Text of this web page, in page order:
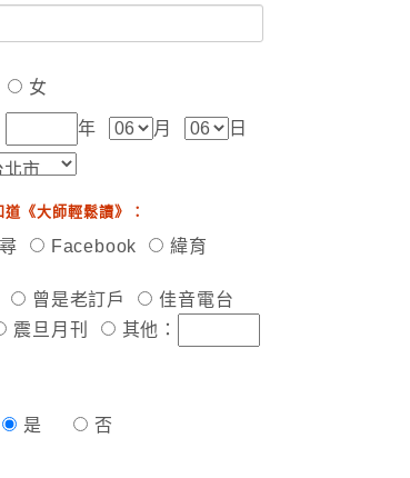
女
年 月 日
《大師輕鬆讀》：
Facebook
緯育
曾是老訂戶
佳音電台
震旦月刊 其他：
是 否